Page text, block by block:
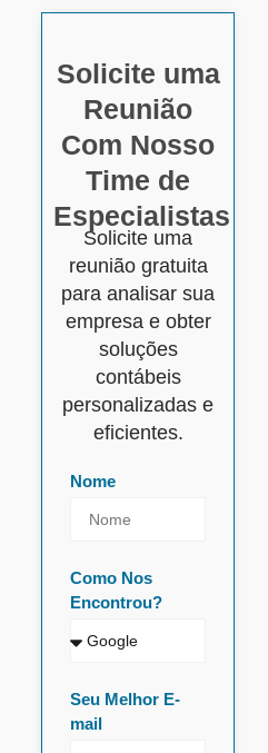
Solicite uma
Reunião
Com Nosso
Time de
Especialistas
Solicite uma
reunião gratuita
para analisar sua
empresa e obter
soluções
contábeis
personalizadas e
eficientes.
Nome
Como Nos
Encontrou?
Seu Melhor E-
mail